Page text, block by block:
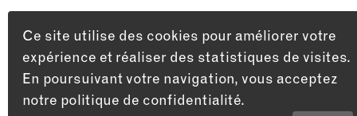
Ce site utilise des cookies pour améliorer votre
expérience et réaliser des statistiques de visites.
En poursuivant votre navigation, vous acceptez
notre politique de confidentialité.